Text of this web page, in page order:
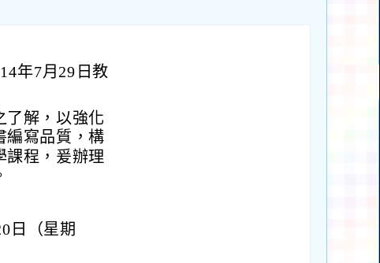
年7月29日教
了解，以強化
編寫品質，構
課程，爰辦理
日（星期